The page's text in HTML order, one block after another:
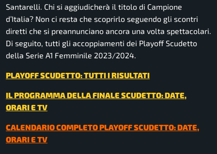
Santarelli. Chi si aggiudicherà il titolo di Campione
d’Italia? Non ci resta che scoprirlo seguendo gli scontri
diretti che si preannunciano ancora una volta spettacolari.
Di seguito, tutti gli accoppiamenti dei Playoff Scudetto
della Serie A1 Femminile 2023/2024.
PLAYOFF SCUDETTO: TUTTI I RISULTATI
IL PROGRAMMA DELLA FINALE SCUDETTO: DATE,
ORARI E TV
CALENDARIO COMPLETO PLAYOFF SCUDETTO: DATE,
ORARI E TV